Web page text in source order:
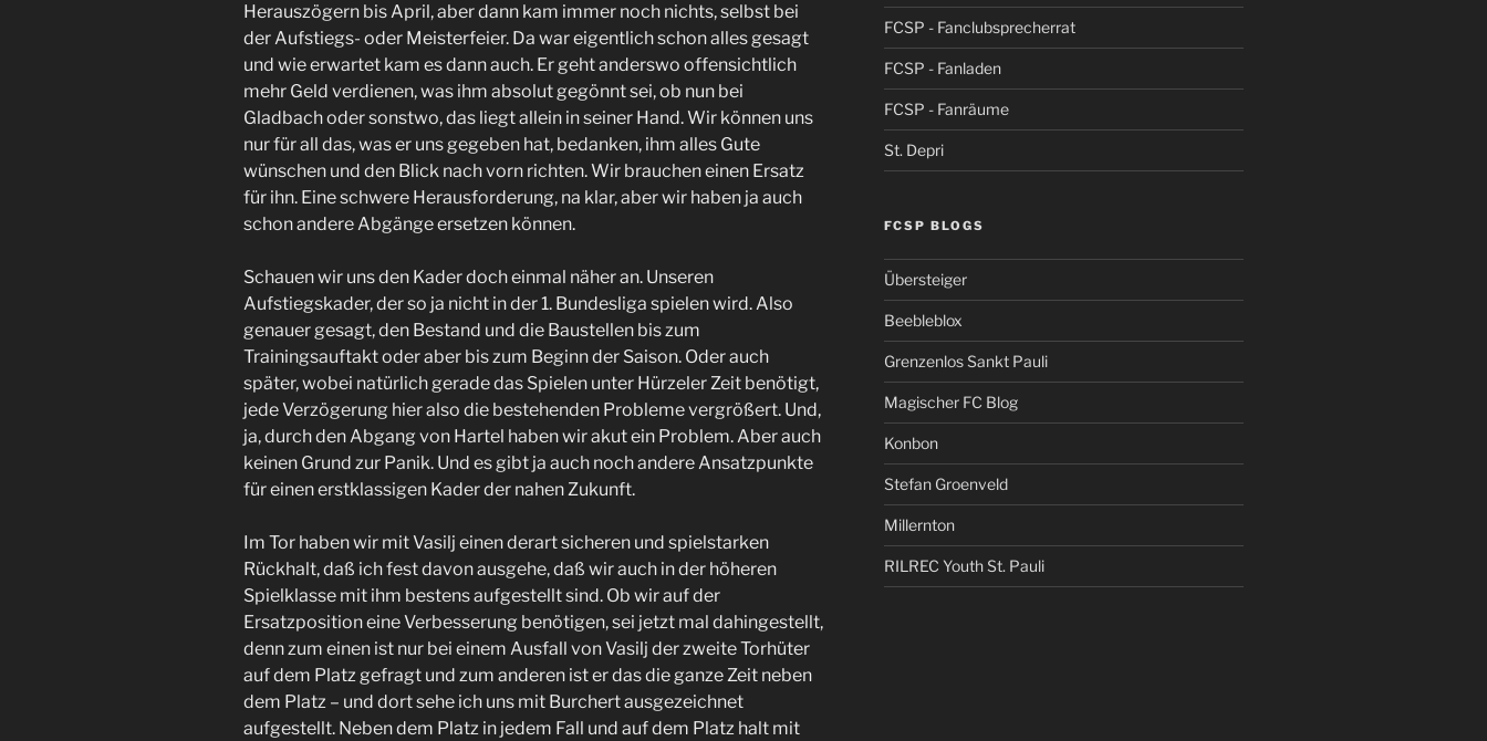
Herauszögern bis April, aber dann kam immer noch nichts, selbst bei
der Aufstiegs- oder Meisterfeier. Da war eigentlich schon alles gesagt
und wie erwartet kam es dann auch. Er geht anderswo offensichtlich
mehr Geld verdienen, was ihm absolut gegönnt sei, ob nun bei
Gladbach oder sonstwo, das liegt allein in seiner Hand. Wir können uns
nur für all das, was er uns gegeben hat, bedanken, ihm alles Gute
wünschen und den Blick nach vorn richten. Wir brauchen einen Ersatz
für ihn. Eine schwere Herausforderung, na klar, aber wir haben ja auch
schon andere Abgänge ersetzen können.
Schauen wir uns den Kader doch einmal näher an. Unseren
Aufstiegskader, der so ja nicht in der 1. Bundesliga spielen wird. Also
genauer gesagt, den Bestand und die Baustellen bis zum
Trainingsauftakt oder aber bis zum Beginn der Saison. Oder auch
später, wobei natürlich gerade das Spielen unter Hürzeler Zeit benötigt,
jede Verzögerung hier also die bestehenden Probleme vergrößert. Und,
ja, durch den Abgang von Hartel haben wir akut ein Problem. Aber auch
keinen Grund zur Panik. Und es gibt ja auch noch andere Ansatzpunkte
für einen erstklassigen Kader der nahen Zukunft.
Im Tor haben wir mit Vasilj einen derart sicheren und spielstarken
Rückhalt, daß ich fest davon ausgehe, daß wir auch in der höheren
Spielklasse mit ihm bestens aufgestellt sind. Ob wir auf der
Ersatzposition eine Verbesserung benötigen, sei jetzt mal dahingestellt,
denn zum einen ist nur bei einem Ausfall von Vasilj der zweite Torhüter
auf dem Platz gefragt und zum anderen ist er das die ganze Zeit neben
dem Platz – und dort sehe ich uns mit Burchert ausgezeichnet
aufgestellt. Neben dem Platz in jedem Fall und auf dem Platz halt mit
FCSP - Fanclubsprecherrat
FCSP - Fanladen
FCSP - Fanräume
St. Depri
FCSP BLOGS
Übersteiger
Beebleblox
Grenzenlos Sankt Pauli
Magischer FC Blog
Konbon
Stefan Groenveld
Millernton
RILREC Youth St. Pauli